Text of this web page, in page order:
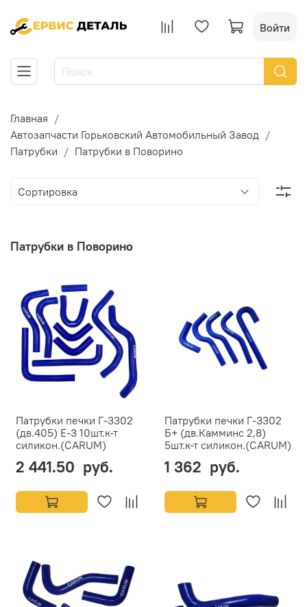
Войти
Главная
Автозапчасти Горьковский Автомобильный Завод
Патрубки
Патрубки в Поворино
Патрубки в Поворино
Патрубки печки Г-3302
(дв.405) Е-3 10шт.к-т
силикон.(CARUM)
2 441.50 руб.
Патрубки печки Г-3302
Б+ (дв.Камминс 2,8)
5шт.к-т силикон.(CARUM)
1 362 руб.